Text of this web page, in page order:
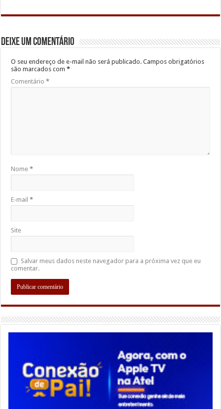
Deixe um comentário
O seu endereço de e-mail não será publicado. Campos obrigatórios
são marcados com*
Comentário*
Nome*
E-mail*
Site
Salvar meus dados neste navegador para a próxima vez que eu
comentar.